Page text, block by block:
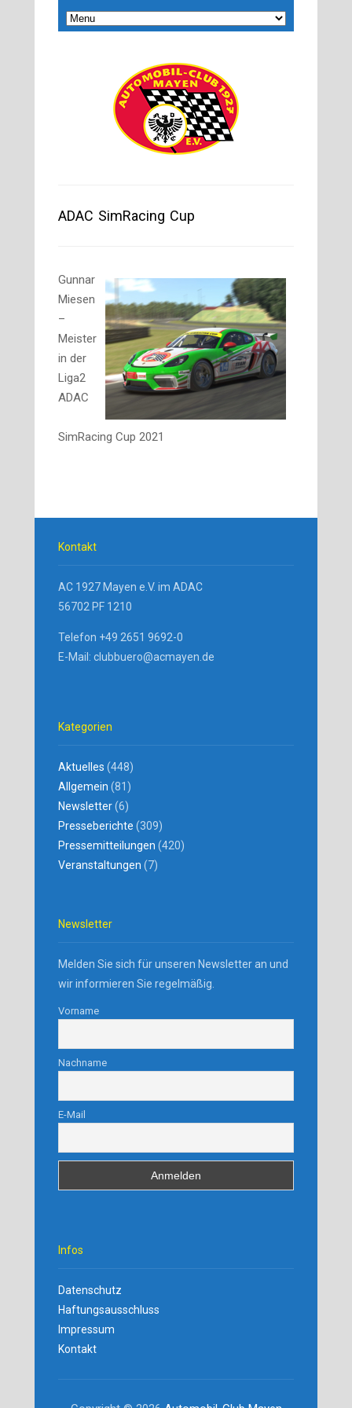
ADAC SimRacing Cup
Gunnar
Miesen
–
Meister
in der
Liga2
ADAC
SimRacing Cup 2021
Kontakt
AC 1927 Mayen e.V. im ADAC
56702 PF 1210
Telefon +49 2651 9692-0
E-Mail: clubbuero@acmayen.de
Kategorien
Aktuelles (448)
Allgemein (81)
Newsletter(6)
Presseberichte (309)
Pressemitteilungen (420)
Veranstaltungen (7)
Newsletter
Melden Sie sich für unseren Newsletter an und
wir informieren Sie regelmäßig.
Vorname
Nachname
E-Mail
Infos
Datenschutz
Haftungsausschluss
Impressum
Kontakt